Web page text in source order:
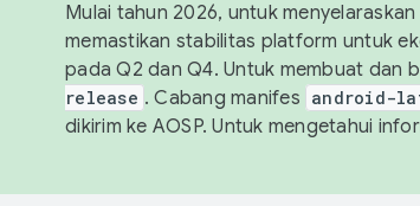
Mulai tahun 2026, untuk
memastikan stabilitas platform untuk
pada Q2 dan Q4. Untuk membuat dan
release . Cabang manifes android-
dikirim ke AOSP. Untuk mengetahui